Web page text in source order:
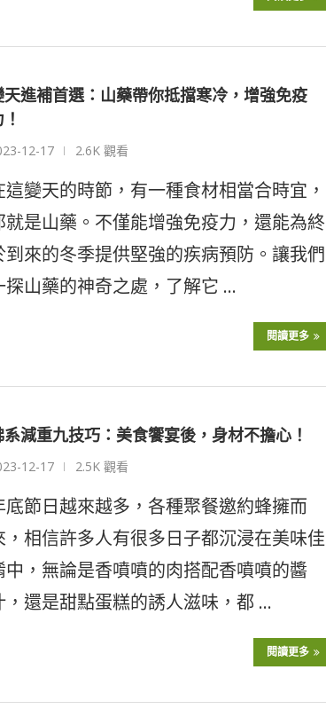
天進補首選：山藥帶你抵擋寒冷，增強免疫
12-17 2.6K 觀看
這變天的時節，有一種食材相當合時宜，
就是山藥。不僅能增強免疫力，還能為終
到來的冬季提供堅強的疾病預防。讓我們
探山藥的神奇之處，了解它 …
閱讀更多
系減重九技巧：美食饗宴後，身材不擔心！
12-17 2.5K 觀看
底節日越來越多，各種聚餐邀約蜂擁而
，相信許多人有很多日子都沉浸在美味佳
中，無論是香噴噴的肉搭配香噴噴的醬
，還是甜點蛋糕的誘人滋味，都 …
閱讀更多